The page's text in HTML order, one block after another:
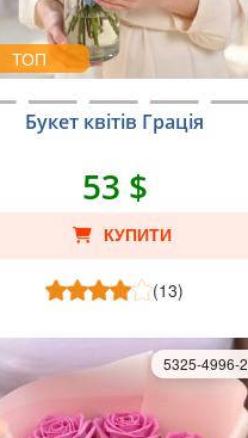
ТОП
Букет квітів Грація
53 $
КУПИТИ
(13)
5325-4996-2